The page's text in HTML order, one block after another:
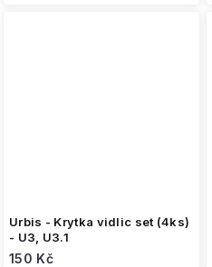
Urbis - Krytka vidlic set (4ks)
- U3, U3.1
150 Kč